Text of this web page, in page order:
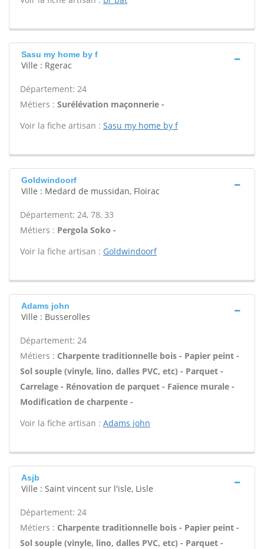
Sasu my home by f
Ville : Rgerac
Département: 24
Métiers : Surélévation maçonnerie -
Voir la fiche artisan : Sasu my home by f
Goldwindoorf
Ville : Medard de mussidan, Floirac
Département: 24, 78, 33
Métiers : Pergola Soko -
Voir la fiche artisan : Goldwindoorf
Adams john
Ville : Busserolles
Département: 24
Métiers : Charpente traditionnelle bois - Papier peint -
Sol souple (vinyle, lino, dalles PVC, etc) - Parquet -
Carrelage - Rénovation de parquet - Faïence murale -
Modification de charpente -
Voir la fiche artisan : Adams john
Asjb
Ville : Saint vincent sur l'isle, Lisle
Département: 24
Métiers : Charpente traditionnelle bois - Papier peint -
Sol souple (vinyle, lino, dalles PVC, etc) - Parquet -